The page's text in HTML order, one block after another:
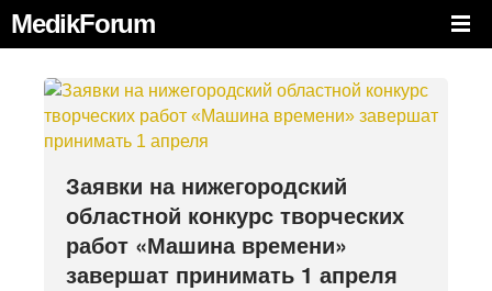
MedikForum
Заявки на нижегородский
областной конкурс творческих
работ «Машина времени»
завершат принимать 1 апреля